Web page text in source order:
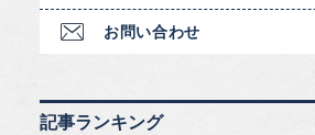
お問い合わせ
記事ランキング